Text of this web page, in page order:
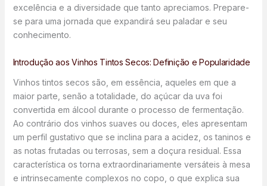
excelência e a diversidade que tanto apreciamos. Prepare-
se para uma jornada que expandirá seu paladar e seu
conhecimento.
Introdução aos Vinhos Tintos Secos: Definição e Popularidade
Vinhos tintos secos são, em essência, aqueles em que a
maior parte, senão a totalidade, do açúcar da uva foi
convertida em álcool durante o processo de fermentação.
Ao contrário dos vinhos suaves ou doces, eles apresentam
um perfil gustativo que se inclina para a acidez, os taninos e
as notas frutadas ou terrosas, sem a doçura residual. Essa
característica os torna extraordinariamente versáteis à mesa
e intrinsecamente complexos no copo, o que explica sua